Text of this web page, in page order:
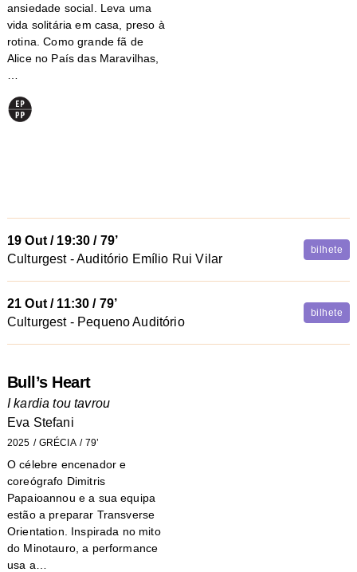
ansiedade social. Leva uma
vida solitária em casa, preso à
rotina. Como grande fã de
Alice no País das Maravilhas,
19 Out / 19:30 / 79’
Culturgest - Auditório Emílio Rui Vilar
bilhete
21 Out / 11:30 / 79’
Culturgest - Pequeno Auditório
bilhete
Bull’s Heart
I kardia tou tavrou
Eva Stefani
2025 GRÉCIA 79’
O célebre encenador e
coreógrafo Dimitris
Papaioannou e a sua equipa
estão a preparar Transverse
Orientation. Inspirada no mito
do Minotauro, a performance
usa a…